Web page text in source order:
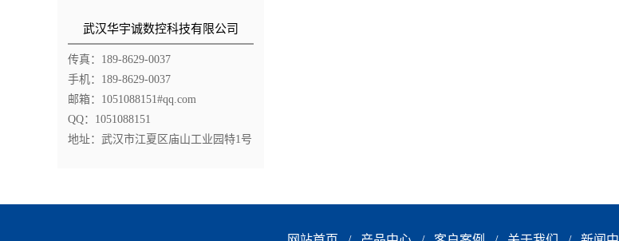
武汉华宇诚数控科技有限公司
传真：189-8629-0037
手机：189-8629-0037
邮箱：1051088151#qq.com
QQ：1051088151
地址：武汉市江夏区庙山工业园特1号